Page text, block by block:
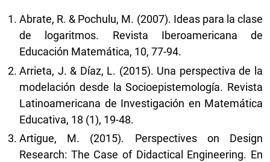
Abrate, R. & Pochulu, M. (2007). Ideas para la clase
de logaritmos. Revista Iberoamericana de
Educación Matemática, 10, 77-94.
Arrieta, J. & Díaz, L. (2015). Una perspectiva de la
modelación desde la Socioepistemología. Revista
Latinoamericana de Investigación en Matemática
Educativa, 18 (1), 19-48.
Artigue, M. (2015). Perspectives on Design
Research: The Case of Didactical Engineering. En